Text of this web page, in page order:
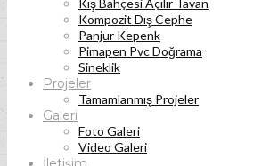
Kış Bahçesi Açılır Tavan
Kompozit Dış Cephe
Panjur Kepenk
Pimapen Pvc Doğrama
Sineklik
Projeler
Tamamlanmış Projeler
Galeri
Foto Galeri
Video Galeri